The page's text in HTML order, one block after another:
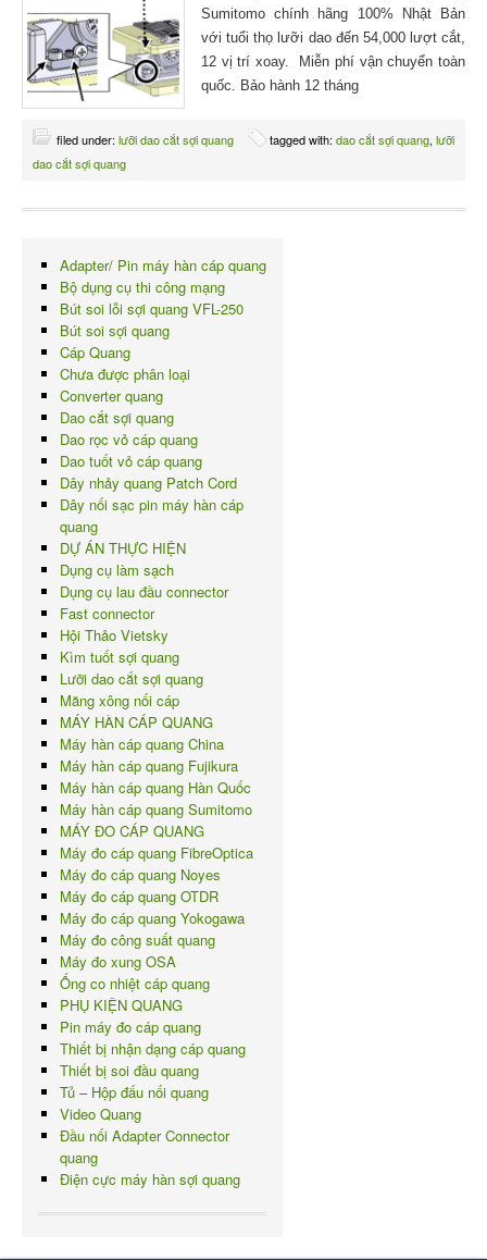
Sumitomo chính hãng 100% Nhật Bản
với tuổi thọ lưỡi dao đến 54,000 lượt cắt,
12 vị trí xoay. Miễn phí vận chuyển toàn
quốc. Bảo hành 12 tháng
filed under: lưỡi dao cắt sợi quang tagged with: dao cắt sợi quang, lưỡi
dao cắt sợi quang
Adapter/ Pin máy hàn cáp quang
Bộ dụng cụ thi công mạng
Bút soi lỗi sợi quang VFL-250
Bút soi sợi quang
Cáp Quang
Chưa được phân loại
Converter quang
Dao cắt sợi quang
Dao rọc vỏ cáp quang
Dao tuốt vỏ cáp quang
Dây nhảy quang Patch Cord
Dây nối sạc pin máy hàn cáp
quang
DỰ ÁN THỰC HIỆN
Dụng cụ làm sạch
Dụng cụ lau đầu connector
Fast connector
Hội Thảo Vietsky
Kìm tuốt sợi quang
Lưỡi dao cắt sợi quang
Măng xông nối cáp
MÁY HÀN CÁP QUANG
Máy hàn cáp quang China
Máy hàn cáp quang Fujikura
Máy hàn cáp quang Hàn Quốc
Máy hàn cáp quang Sumitomo
MÁY ĐO CÁP QUANG
Máy đo cáp quang FibreOptica
Máy đo cáp quang Noyes
Máy đo cáp quang OTDR
Máy đo cáp quang Yokogawa
Máy đo công suất quang
Máy đo xung OSA
Ống co nhiệt cáp quang
PHỤ KIỆN QUANG
Pin máy đo cáp quang
Thiết bị nhận dạng cáp quang
Thiết bị soi đầu quang
Tủ – Hộp đấu nối quang
Video Quang
Đầu nối Adapter Connector
quang
Điện cực máy hàn sợi quang